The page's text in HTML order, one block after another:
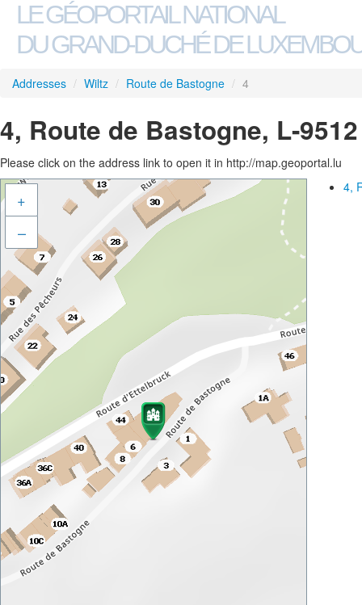
LE GÉOPORTAIL NATIONAL
DU GRAND-DUCHÉ DE
Addresses / Wiltz / Route de Bastogne / 4
4, Route de Bastogne, L-
Please click on the address link to open it in http://map.geoportal.lu
+
–
4,